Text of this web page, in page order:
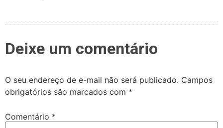
Deixe um comentário
O seu endereço de e-mail não será publicado. Campos
obrigatórios são marcados com *
Comentário *